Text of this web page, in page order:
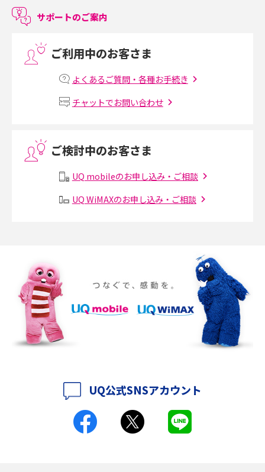
LINEで友だちを削除する方法は？方法ごとの影響や復活・復元する方法も
プリペイドSIMとは？種類やメリット・デメリット、利用までの流れを解説
Threads（スレッズ）とは？主な機能や登録方法、投稿の仕方を解説
Instagram（インスタグラム）でスクショするとバレる？バレるケースや撮
iPhone 16eとiPhone SE（第3世代）の違いは？サイズやスペックを比較し
て解説
iPhone 16eとiPhone 14を徹底比較！スペック・機能の違いをわかりやすく
紹介
iPhone 16とiPhone 15の違いは？カメラ・スペック・機能を徹底比較
iPhoneの機種変更のやり方は？事前準備・手順やデータ移行方法をわかり
サポートのご案内
ご利用中のお客さま
よくあるご質問・各種お手続き
チャットでお問い合わせ
ご検討中のお客さま
UQ mobileのお申し込み・ご相談
UQ WiMAXのお申し込み・ご相談
UQ公式SNSアカウント